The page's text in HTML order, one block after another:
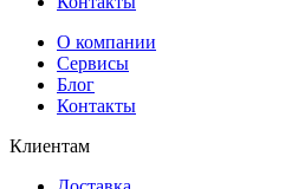
О компании
Сервисы
Блог
Контакты
Клиентам